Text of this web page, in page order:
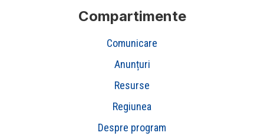
Compartimente
Comunicare
Anunțuri
Resurse
Regiunea
Despre program